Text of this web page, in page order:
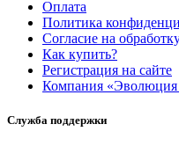
Оплата
Политика
Согласие на
Как купить?
Регистрация на сайте
Компания «Эволюция
Служба поддержки